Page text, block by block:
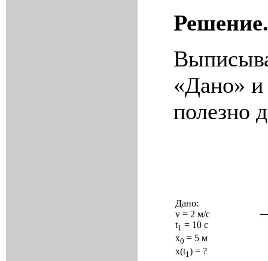
Решение.
«Дано» и
полезно
Дано:
v = 2 м/с
t1 = 10 с
x0 = 5 м
x(t1) = ?